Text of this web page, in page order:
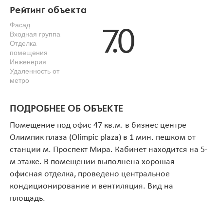
Рейтинг объекта
Фасад
Входная группа
Отделка
помещения
Инженерия
Удаленность от
метро
7.0
ПОДРОБНЕЕ ОБ ОБЪЕКТЕ
Помещение под офис 47 кв.м. в бизнес центре
Олимпик плаза (Olimpic plaza) в 1 мин. пешком от
станции м. Проспект Мира. Кабинет находится на 5-
м этаже. В помещении выполнена хорошая
офисная отделка, проведено центральное
кондиционирование и вентиляция. Вид на
площадь.